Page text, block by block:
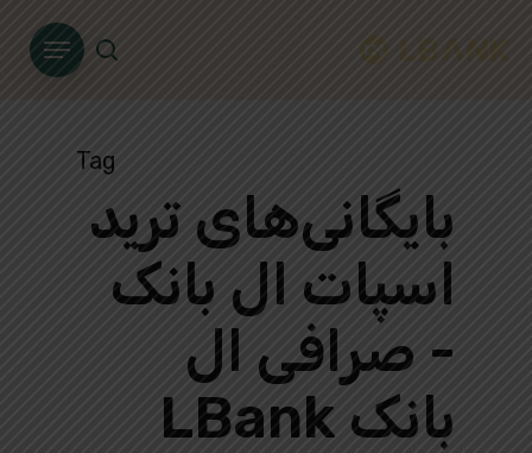
Menu
Tag
بایگانی‌های ترید
اسپات ال بانک
- صرافی ال
بانک LBank